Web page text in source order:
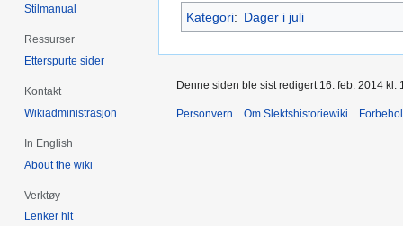
Kategori: Dager i juli
Stilmanual
Ressurser
Etterspurte sider
Kontakt
Wikiadministrasjon
In English
About the wiki
Verktøy
Lenker hit
Denne siden ble sist redigert 16. feb. 2014 kl.
Personvern Om Slektshistoriewiki